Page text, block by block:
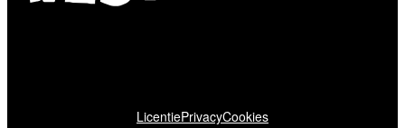
LicentiePrivacyCookies